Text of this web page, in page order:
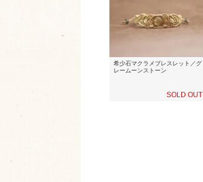
希少石マクラメブレスレット／グ
レームーンストーン
SOLD OUT